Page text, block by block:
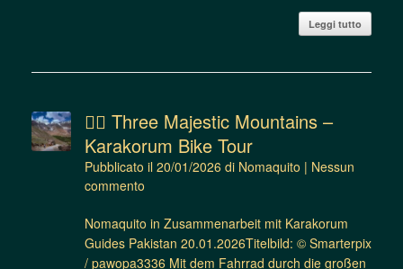
Leggi tutto
🚴‍♂️ Three Majestic Mountains –
Karakorum Bike Tour
Pubblicato il 20/01/2026 di Nomaquito | Nessun
commento
Nomaquito in Zusammenarbeit mit Karakorum
Guides Pakistan 20.01.2026Titelbild: © Smarterpix
/ pawopa3336 Mit dem Fahrrad durch die großen